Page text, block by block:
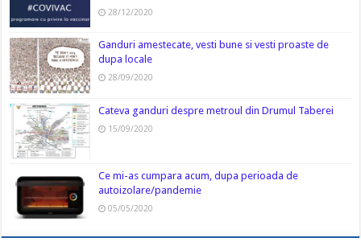
28/12/2020
Ganduri amestecate, vesti bune si vesti proaste de
dupa locale
28/09/2020
Cateva ganduri despre metroul din Drumul Taberei
15/09/2020
Ce mi-as cumpara acum, dupa perioada de
autoizolare/pandemie
05/05/2020